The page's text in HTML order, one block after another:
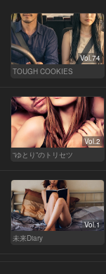
Vol.74
TOUGH COOKIES
Vol.2
“ゆとり”のトリセツ
Vol.1
未来Diary